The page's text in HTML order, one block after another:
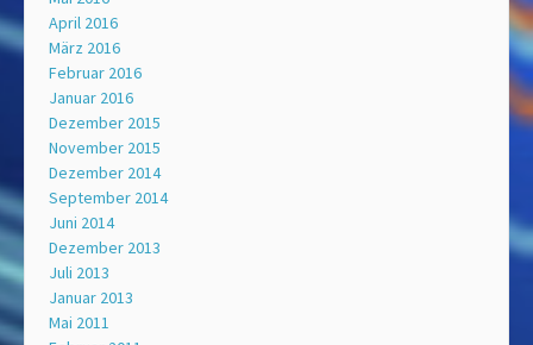
April 2016
März 2016
Februar 2016
Januar 2016
Dezember 2015
November 2015
Dezember 2014
September 2014
Juni 2014
Dezember 2013
Juli 2013
Januar 2013
Mai 2011